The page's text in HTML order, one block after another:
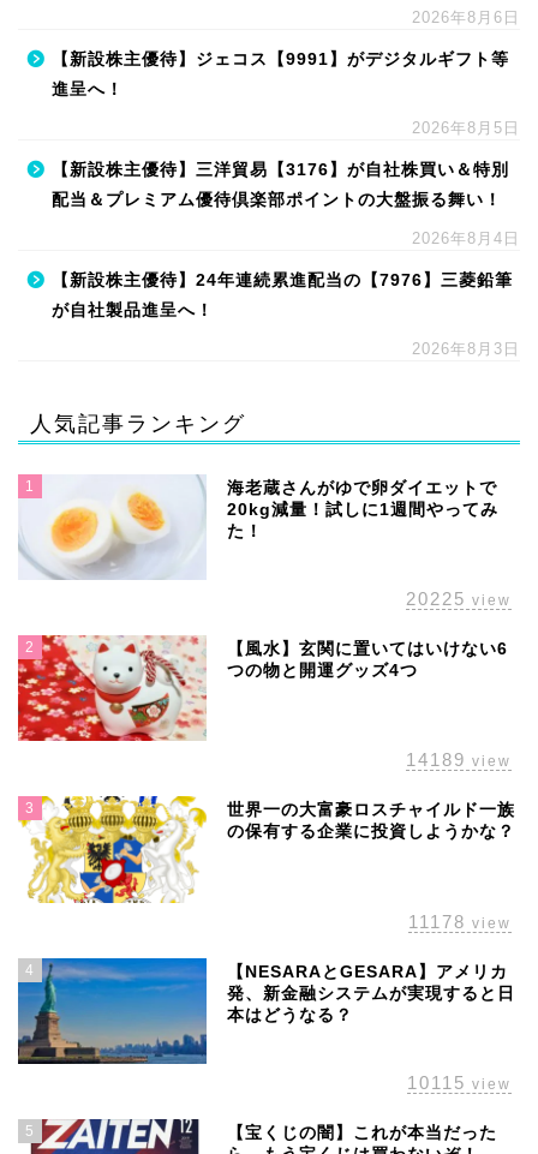
2026年8月6日
【新設株主優待】ジェコス【9991】がデジタルギフト等
進呈へ！
2026年8月5日
【新設株主優待】三洋貿易【3176】が自社株買い＆特別
配当＆プレミアム優待倶楽部ポイントの大盤振る舞い！
2026年8月4日
【新設株主優待】24年連続累進配当の【7976】三菱鉛筆
が自社製品進呈へ！
2026年8月3日
人気記事ランキング
1
海老蔵さんがゆで卵ダイエットで
20kg減量！試しに1週間やってみ
た！
20225 view
2
【風水】玄関に置いてはいけない6
つの物と開運グッズ4つ
14189 view
3
世界一の大富豪ロスチャイルド一族
の保有する企業に投資しようかな？
11178 view
4
【NESARAとGESARA】アメリカ
発、新金融システムが実現すると日
本はどうなる？
10115 view
5
【宝くじの闇】これが本当だった